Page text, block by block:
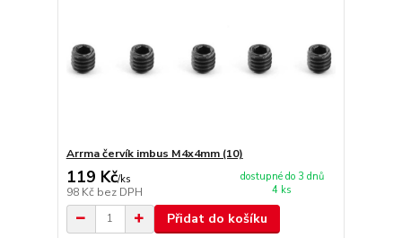
Arrma červík imbus M4x4mm (10)
119 Kč/ks
98 Kč bez DPH
dostupné do 3 dnů
4 ks
Přidat do košíku